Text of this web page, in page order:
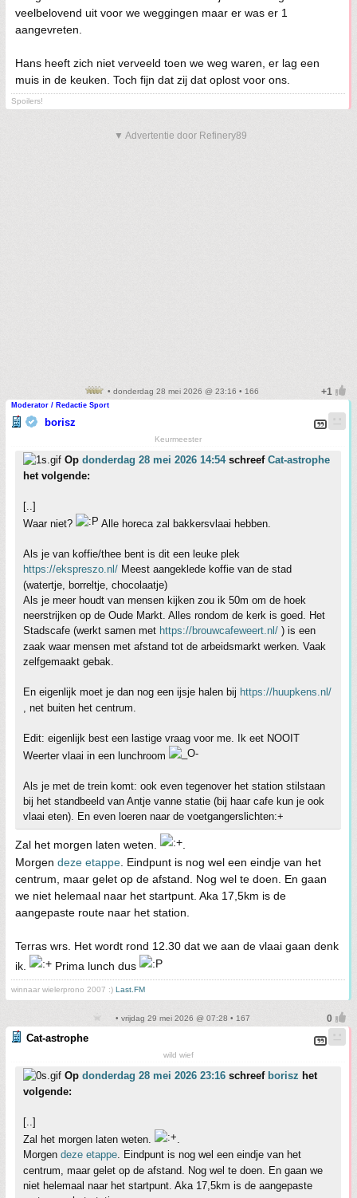
veelbelovend uit voor we weggingen maar er was er 1
aangevreten.
Hans heeft zich niet verveeld toen we weg waren, er lag een
muis in de keuken. Toch fijn dat zij dat oplost voor ons.
Spoilers!
▼ Advertentie door Refinery89
• donderdag 28 mei 2026 @ 23:16 • 166
Moderator / Redactie Sport
borisz
Keurmeester
Op donderdag 28 mei 2026 14:54schreef Cat-astrophe
het volgende:
[..]
Waar niet?
Alle horeca zal bakkersvlaai hebben.
Als je van koffie/thee bent is dit een leuke plek
https://ekspreszo.nl/ Meest aangeklede koffie van de stad
(watertje, borreltje, chocolaatje)
Als je meer houdt van mensen kijken zou ik 50m om de hoek
neerstrijken op de Oude Markt. Alles rondom de kerk is goed. Het
Stadscafe (werkt samen met https://brouwcafeweert.nl/ ) is een
zaak waar mensen met afstand tot de arbeidsmarkt werken. Vaak
zelfgemaakt gebak.
En eigenlijk moet je dan nog een ijsje halen bij https://huupkens.nl/
, net buiten het centrum.
Edit: eigenlijk best een lastige vraag voor me. Ik eet NOOIT
Weerter vlaai in een lunchroom
Als je met de trein komt: ook even tegenover het station stilstaan
bij het standbeeld van Antje vanne statie (bij haar cafe kun je ook
vlaai eten). En even loeren naar de voetgangerslichten:+
Zal het morgen laten weten.
Morgen deze etappe . Eindpunt is nog wel een eindje van het
centrum, maar gelet op de afstand. Nog wel te doen. En gaan
we niet helemaal naar het startpunt. Aka 17,5km is de
aangepaste route naar het station.
Terras wrs. Het wordt rond 12.30 dat we aan de vlaai gaan denk
ik.
Prima lunch dus
winnaar wielerprono 2007 :) Last.FM
• vrijdag 29 mei 2026 @ 07:28 • 167
Cat-astrophe
wild wief
Op donderdag 28 mei 2026 23:16 schreef borisz het
volgende:
[..]
Zal het morgen laten weten.
.
Morgen deze etappe. Eindpunt is nog wel een eindje van het
centrum, maar gelet op de afstand. Nog wel te doen. En gaan we
niet helemaal naar het startpunt. Aka 17,5km is de aangepaste